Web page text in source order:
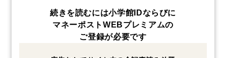
続きを読むには小学館IDならびに
マネーポストWEBプレミアムの
ご登録が必要です